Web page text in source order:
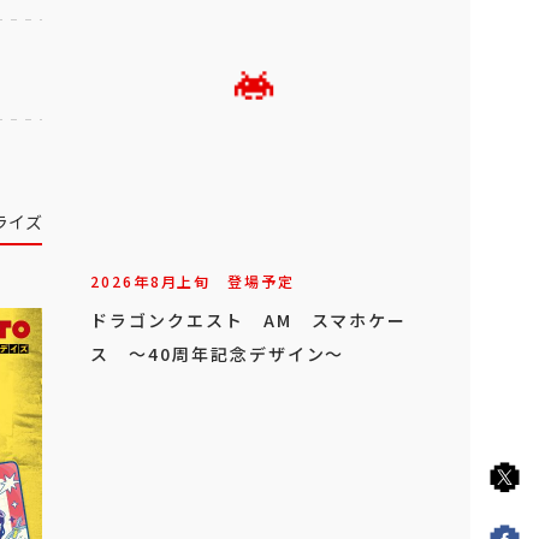
イズ
2026年8月上旬 登場予定
ドラゴンクエスト AM スマホケー
ス ～40周年記念デザイン～